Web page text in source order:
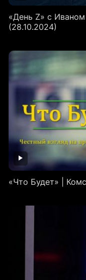
«День Z» с
(28.10.2024)
«Что Будет» |